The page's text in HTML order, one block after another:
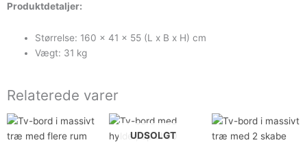
Produktdetaljer:
Størrelse: 160 x 41 x 55 (L x B x H) cm
Vægt: 31 kg
Relaterede varer
UDSOLGT